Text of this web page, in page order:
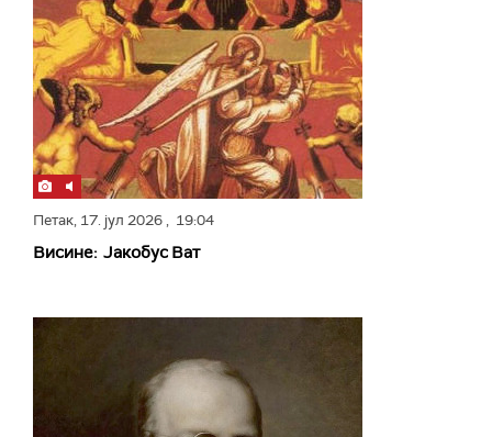
Петак, 17. јул 2026, 19:04
Висине: Јакобус Ват